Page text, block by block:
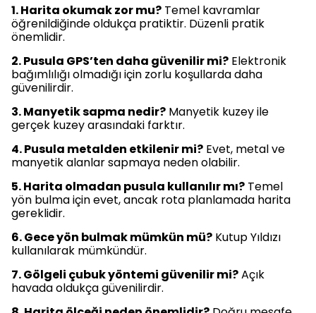
1. Harita okumak zor mu? Temel kavramlar
öğrenildiğinde oldukça pratiktir. Düzenli pratik
önemlidir.
2. Pusula GPS’ten daha güvenilir mi? Elektronik
bağımlılığı olmadığı için zorlu koşullarda daha
güvenilirdir.
3. Manyetik sapma nedir? Manyetik kuzey ile
gerçek kuzey arasındaki farktır.
4. Pusula metalden etkilenir mi? Evet, metal ve
manyetik alanlar sapmaya neden olabilir.
5. Harita olmadan pusula kullanılır mı? Temel
yön bulma için evet, ancak rota planlamada harita
gereklidir.
6. Gece yön bulmak mümkün mü? Kutup Yıldızı
kullanılarak mümkündür.
7. Gölgeli çubuk yöntemi güvenilir mi?Açık
havada oldukça güvenilirdir.